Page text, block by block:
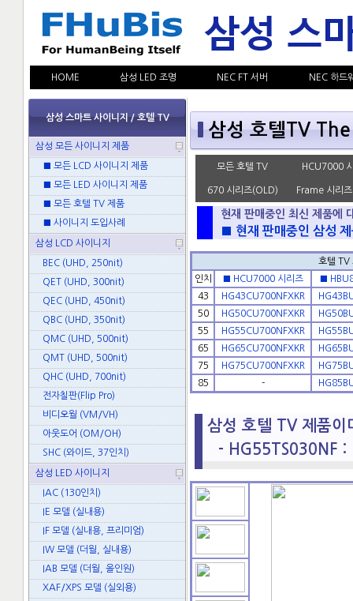
HOME 삼성 LED 조명 NEC FT 서버 NEC 하드
삼성 스마트 사이니지 / 호텔 TV
삼성 모든 사이니지 제품
■ 모든 LCD 사이니지 제품
■ 모든 LED 사이니지 제품
■ 모든 호텔 TV 제품
■ 사이니지 도입사례
삼성 LCD 사이니지
BEC (UHD, 250nit)
QET (UHD, 300nit)
QEC (UHD, 450nit)
QBC (UHD, 350nit)
QMC (UHD, 500nit)
QMT (UHD, 500nit)
QHC (UHD, 700nit)
전자칠판(Flip Pro)
비디오월 (VM/VH)
아웃도어 (OM/OH)
SHC (와이드, 37인치)
삼성 LED 사이니지
IAC (130인치)
IE 모델 (실내용)
IF 모델 (실내용, 프리미엄)
IW 모델 (더월, 실내용)
IAB 모델 (더월, 올인원)
XAF/XPS 모델 (실외용)
삼성 호텔TV
모든 호텔 TV HCU7000
670 시리즈(OLD) Frame 시리
현재 판매중인 최신 제품에
■ 현재 판매중인 삼성
호텔 TV
인치
■ HCU7000 시리즈
■
43
HG43CU700NFXKR
50
HG50CU700NFXKR
55
HG55CU700NFXKR
65
HG65CU700NFXKR
75
HG75CU700NFXKR
85
-
삼성 호텔 TV 제품
- HG55TS030NF :